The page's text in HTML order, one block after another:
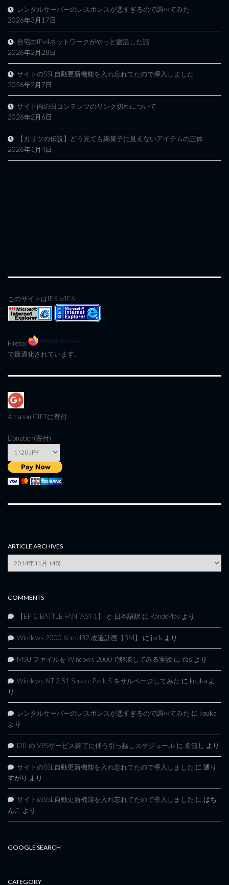
レンタルサーバーのレスポンスが悪すぎるので調べてみた
2026年3月17日
自宅のIPv4ネットワークがやっと復活した話
2026年2月28日
サイトのSSL自動更新機能を入れ忘れてたので導入しました
2026年2月7日
サイト内の旧コンテンツのリンク切れについて
2026年2月6日
【カリツの伝説】どう見ても綿菓子に見えないアイテムの正体
2026年1月4日
このサイトはIE5.x/IE6
Firefox
で最適化されています。
Amazon GIFTに寄付
Donation(寄付)
ARTICLE ARCHIVES
Archives
COMMENTS
【EPIC BATTLE FANTASY 1】 と 日本語訳 に RandoPlay より
Windows 2000 Kernel32 改造計画【BM】 に jack より
MSU ファイルを Windows 2000で解凍してみる実験 に Yas より
Windows NT 3.51 Service Pack 5 をサルベージしてみた に kouka よ
り
レンタルサーバーのレスポンスが悪すぎるので調べてみた に kouka
より
DTI の VPSサービス終了に伴う引っ越しスケジュール に 名無し より
サイトのSSL自動更新機能を入れ忘れてたので導入しました に 通り
すがり より
サイトのSSL自動更新機能を入れ忘れてたので導入しました に ぱち
んこ より
GOOGLE SEARCH
CATEGORY